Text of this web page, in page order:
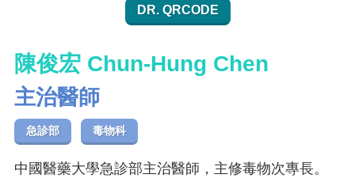
DR. QRCODE
陳俊宏 Chun-Hung Chen
主治醫師
急診部 毒物科
中國醫藥大學急診部主治醫師，主修毒物次專長。